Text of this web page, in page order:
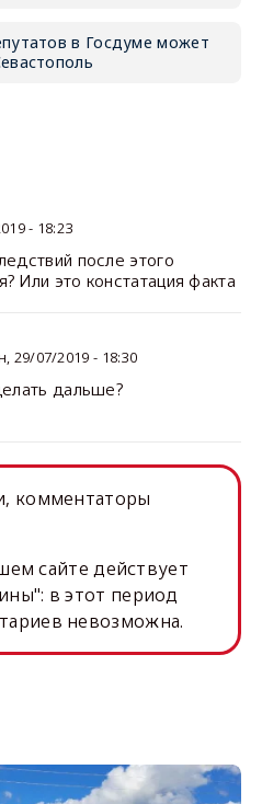
в Госдуме может
- 18:23
после этого
Или это констатация факта
29/07/2019 - 18:30
дальше?
комментаторы
сайте действует
в этот период
невозможна.